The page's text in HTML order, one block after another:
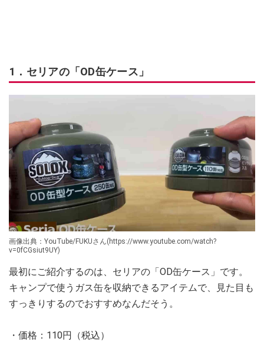
1．セリアの「OD缶ケース」
画像出典：YouTube/FUKUさん(https://www.youtube.com/watch?
v=0fCGsiut9UY)
最初にご紹介するのは、セリアの「OD缶ケース」です。
キャンプで使うガス缶を収納できるアイテムで、見た目も
すっきりするのでおすすめなんだそう。
・価格：110円（税込）